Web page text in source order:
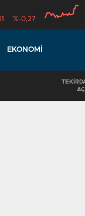
%-0,27
EKONOMI
KUR’AN KURSU